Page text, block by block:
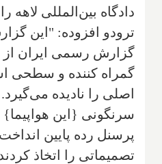
دادگاه بین‌المللی
ترودو افزوده: "این
گزارش رسمی ایران از
گمراه كننده و سطحی
اصلی را نادیده
سرنگونی {این
پرسنل رده پایین
تصمیماتی را اتخاذ